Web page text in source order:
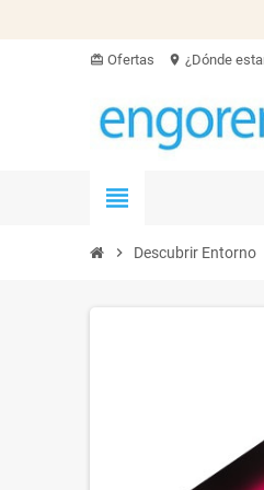
card_giftcard Ofertas location_on ¿Dónde
view_headline
chevron_right Descubrir Entorno